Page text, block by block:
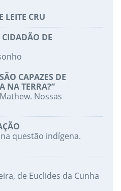
LEITE CRU
DE
CAPAZES DE
NA TERRA?”
Nossas
questão indígena.
de Euclides da Cunha